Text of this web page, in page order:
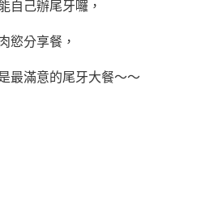
自己辦尾牙囉，
慾分享餐，
最滿意的尾牙大餐～～